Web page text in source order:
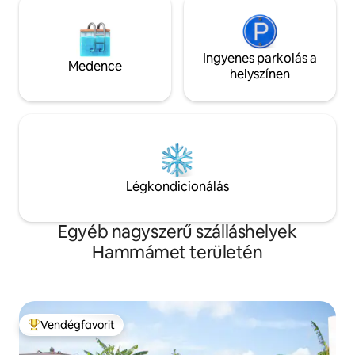
Medence
Ingyenes parkolás a
helyszínen
Légkondicionálás
Egyéb nagyszerű szálláshelyek
Hammámet területén
Kiemelt vendégfavorit
Vendégfavorit